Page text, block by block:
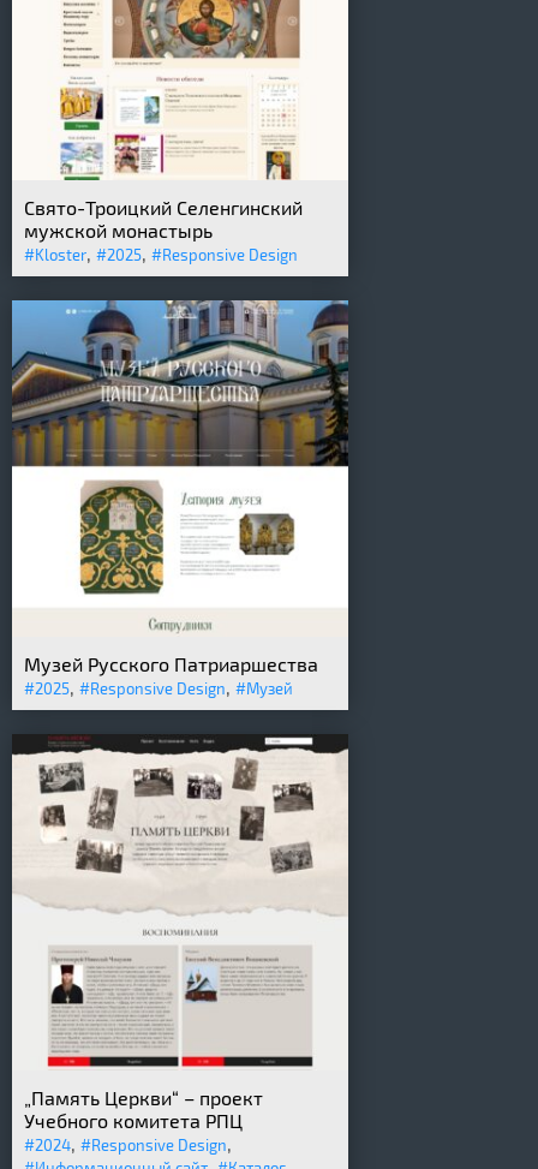
Свято-Троицкий Селенгинский
мужской монастырь
#Kloster, #2025, #Responsive Design
Музей Русского Патриаршества
#2025, #Responsive Design, #Музей
„Память Церкви“ – проект
Учебного комитета РПЦ
#2024, #Responsive Design,